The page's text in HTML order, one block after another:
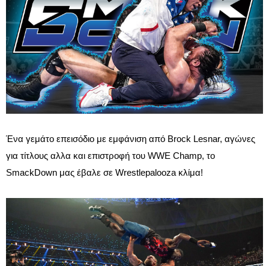
Ένα γεμάτο επεισόδιο με εμφάνιση από Brock Lesnar, αγώνες
για τίτλους αλλα και επιστροφή του WWE Champ, το
SmackDown μας έβαλε σε Wrestlepalooza κλίμα!